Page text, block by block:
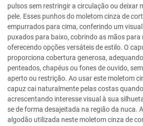
pulsos sem restringir a circulação ou deixar
pele. Esses punhos do moletom cinza de
empurrados para cima, conferindo um
puxados para baixo, cobrindo as mãos para
oferecendo opções versáteis de estilo. O
proporciona cobertura generosa,
penteados, chapéus ou fones de ouvido,
aperto ou restrição. Ao usar este moletom
capuz cai naturalmente pelas costas
acrescentando interesse visual à sua
se de forma desajeitada na região da nuca.
algodão utilizada neste moletom cinza de